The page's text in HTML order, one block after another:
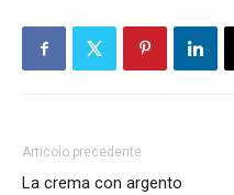
Articolo precedente
La crema con argento